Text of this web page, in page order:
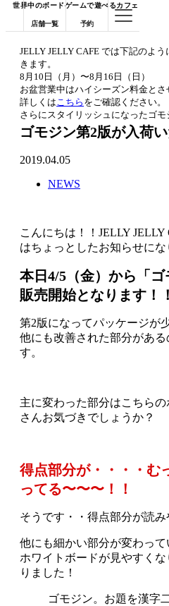
世界中のボードゲームで遊べるカフェ
店舗一覧 予約
JELLY JELLY CAFE では下記のよ
きます。
8月10日（月）〜8月16日（日）
お盆営業中はハイシーズン料金とさ
詳しくはこちら をご確認ください。
さらにスタイリッシュになったゴモ
ゴモジン第2版が入荷
2019.04.05
NEWS
こんにちは！！JELLY
はちょっとしたお知らせにな
本日4/5（金）から「
販売開始となります！！
第2版になってパッケージが
他にも改善された部分があ
す。
主に変わった部分はこちら
さんお気づきでしょうか？
得点部分が・・・・む
ってる〜〜〜！！
そうです・・得点部分が読み
他にも細かい部分が変わって
ホワイトボードが見やすく
りました！
ゴモジン。お題を漢字